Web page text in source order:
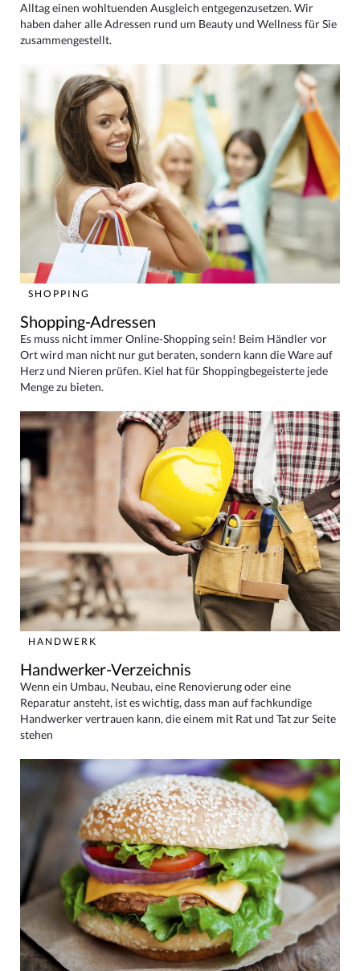
Alltag einen wohltuenden Ausgleich entgegenzusetzen. Wir
haben daher alle Adressen rund um Beauty und Wellness für Sie
zusammengestellt.
SHOPPING
Shopping-Adressen
Es muss nicht immer Online-Shopping sein! Beim Händler vor
Ort wird man nicht nur gut beraten, sondern kann die Ware auf
Herz und Nieren prüfen. Kiel hat für Shoppingbegeisterte jede
Menge zu bieten.
HANDWERK
Handwerker-Verzeichnis
Wenn ein Umbau, Neubau, eine Renovierung oder eine
Reparatur ansteht, ist es wichtig, dass man auf fachkundige
Handwerker vertrauen kann, die einem mit Rat und Tat zur Seite
stehen